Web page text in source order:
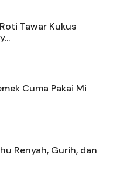
Tawar Kukus
Cuma Pakai Mi
Renyah, Gurih, dan